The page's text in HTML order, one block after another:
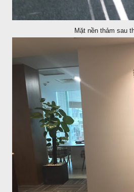
Mặt nền thảm sau